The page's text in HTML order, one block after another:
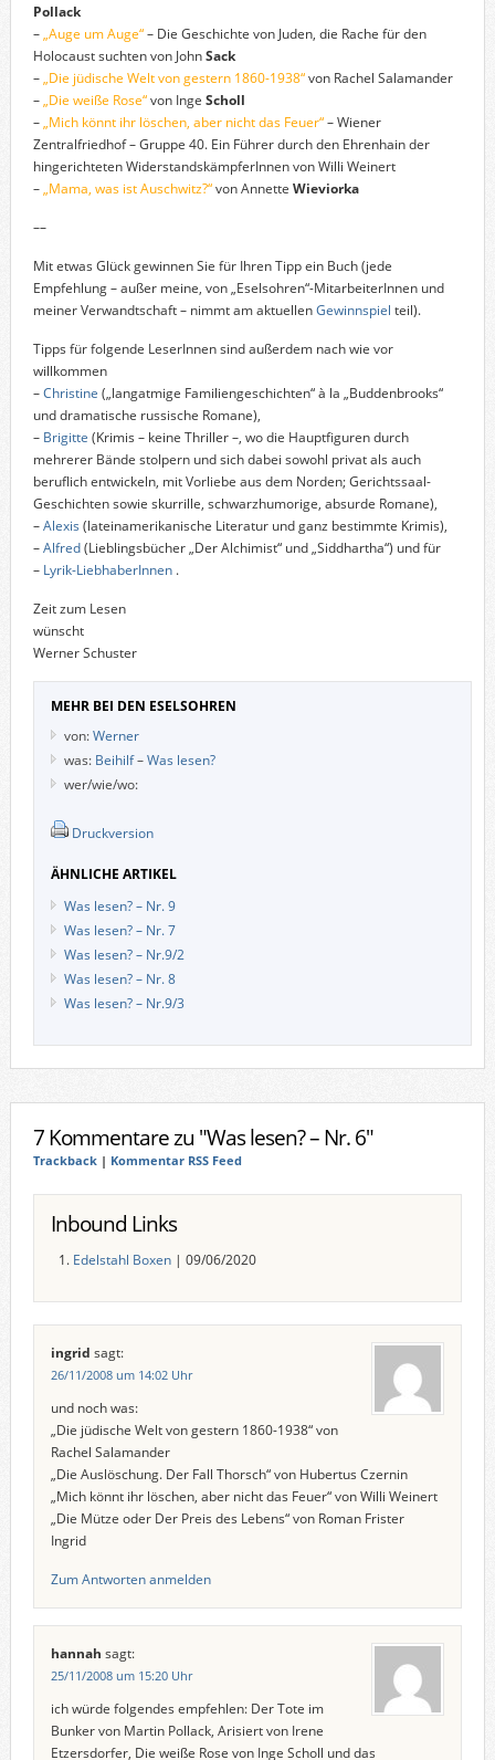
Pollack
–„Auge um Auge“– Die Geschichte von Juden, die Rache für den
Holocaust suchten von JohnSack
–„Die jüdische Welt von gestern 1860-1938“von Rachel Salamander
–„Die weiße Rose“von Inge Scholl
–„Mich könnt ihr löschen, aber nicht das Feuer“– Wiener
Zentralfriedhof – Gruppe 40. Ein Führer durch den Ehrenhain der
hingerichteten WiderstandskämpferInnen von Willi Weinert
–„Mama, was ist Auschwitz?“von Annette Wieviorka
––
Mit etwas Glück gewinnen Sie für Ihren Tipp ein Buch (jede
Empfehlung – außer meine, von „Eselsohren“-MitarbeiterInnen und
meiner Verwandtschaft – nimmt am aktuellenGewinnspiel teil).
Tipps für folgende LeserInnen sind außerdem nach wie vor
willkommen
–Christine („langatmige Familiengeschichten“ à la „Buddenbrooks“
und dramatische russische Romane),
– Brigitte (Krimis – keine Thriller –, wo die Hauptfiguren durch
mehrerer Bände stolpern und sich dabei sowohl privat als auch
beruflich entwickeln, mit Vorliebe aus dem Norden; Gerichtssaal-
Geschichten sowie skurrille, schwarzhumorige, absurde Romane),
–Alexis (lateinamerikanische Literatur und ganz bestimmte Krimis),
–Alfred(Lieblingsbücher „Der Alchimist“ und „Siddhartha“) und für
– Lyrik-LiebhaberInnen.
Zeit zum Lesen
wünscht
Werner Schuster
MEHR BEI DEN ESELSOHREN
von:Werner
was: Beihilf–Was lesen?
wer/wie/wo:
Druckversion
ÄHNLICHE ARTIKEL
Was lesen? – Nr. 9
Was lesen? – Nr. 7
Was lesen? – Nr.9/2
Was lesen? – Nr. 8
Was lesen? – Nr.9/3
7 Kommentare zu "Was lesen? – Nr. 6"
Trackback| Kommentar RSS Feed
Inbound Links
Edelstahl Boxen| 09/06/2020
ingrid sagt:
26/11/2008 um 14:02 Uhr
und noch was:
„Die jüdische Welt von gestern 1860-1938“ von
Rachel Salamander
„Die Auslöschung. Der Fall Thorsch“ von Hubertus Czernin
„Mich könnt ihr löschen, aber nicht das Feuer“ von Willi Weinert
„Die Mütze oder Der Preis des Lebens“ von Roman Frister
Ingrid
Zum Antworten anmelden
hannah sagt:
25/11/2008 um 15:20 Uhr
ich würde folgendes empfehlen: Der Tote im
Bunker von Martin Pollack, Arisiert von Irene
Etzersdorfer, Die weiße Rose von Inge Scholl und das